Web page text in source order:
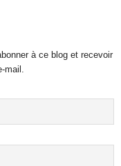
à ce blog et recevoir